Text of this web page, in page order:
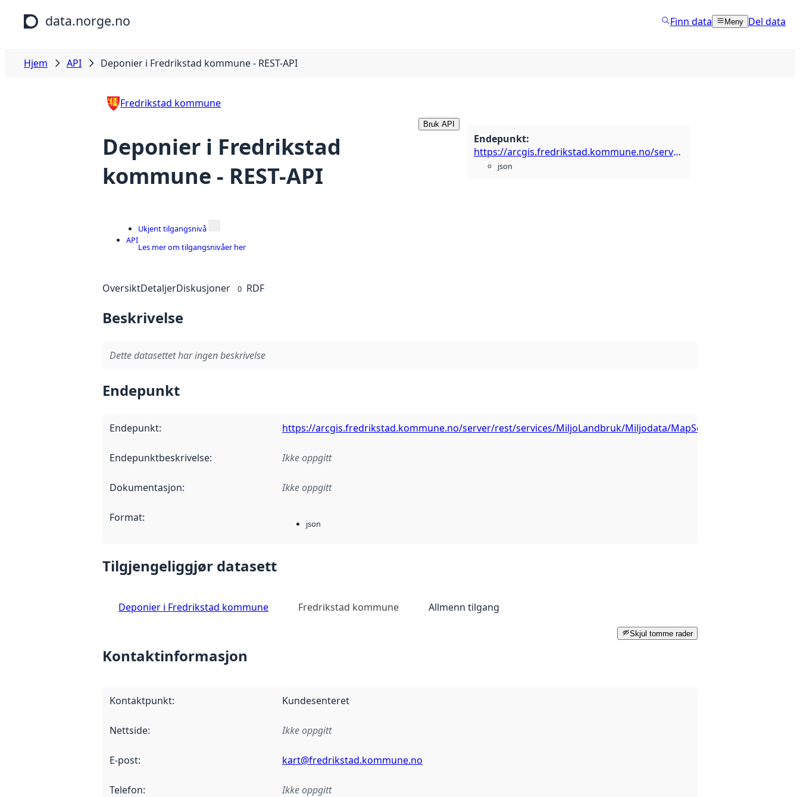
Hopp til hovedinnhold
data.norge.no Finn data Meny Del data
Hjem API Deponier i Fredrikstad kommune - REST-API
Fredrikstad kommune
Deponier i Fredrikstad
kommune - REST-API
Bruk API
Endepunkt:
https://arcgis.fredrikstad.kommune.no/server/rest/services/MiljoLandbruk/Miljodata/MapServer/7
json
API
Ukjent tilgangsnivå
Les mer om tilgangsnivåer her
OversiktDetaljerDiskusjoner 0 RDF
Beskrivelse
Dette datasettet har ingen beskrivelse
Endepunkt
Endepunkt: https://arcgis.fredrikstad.kommune.no/server/rest/services/MiljoLandbruk/Miljodata/MapServer/7
Endepunktbeskrivelse: Ikke oppgitt
Dokumentasjon: Ikke oppgitt
Format: json
Tilgjengeliggjør datasett
Deponier i Fredrikstad kommune Fredrikstad kommune Allmenn tilgang
Skjul tomme rader
Kontaktinformasjon
Kontaktpunkt: Kundesenteret
Nettside: Ikke oppgitt
E-post: kart@fredrikstad.kommune.no
Telefon: Ikke oppgitt